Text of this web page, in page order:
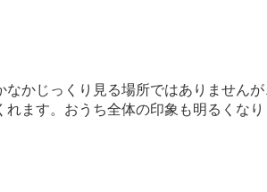
じっくり見る場所ではありません
ます。おうち全体の印象も明るくなり